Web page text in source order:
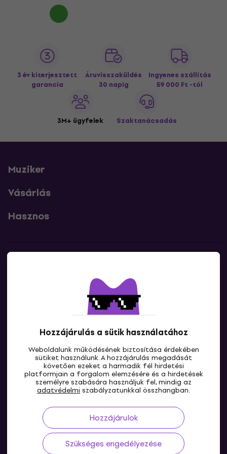
Hozzájárulás a sütik használatához
Weboldalunk működésének biztosítása érdekében
sütiket használunk. A hozzájárulás megadását
követően ezeket a harmadik fél hirdetési
platformjain a forgalom elemzésére és a hirdetések
személyre szabására használjuk fel, mindig az
adatvédelmi szabályzatunkkal összhangban.
Hozzájárulok
Szükséges engedélyezése
3 év kiterjesztett
garancia
Áruvisszaküldés
30 napig
Ingyenes szállítás
59 000 Ft -tól
3M+ ügyfelek Szaktanácsadás
Muziker
Vásárlás
Hasznos
Lépj kapcsolatba velünk
HU